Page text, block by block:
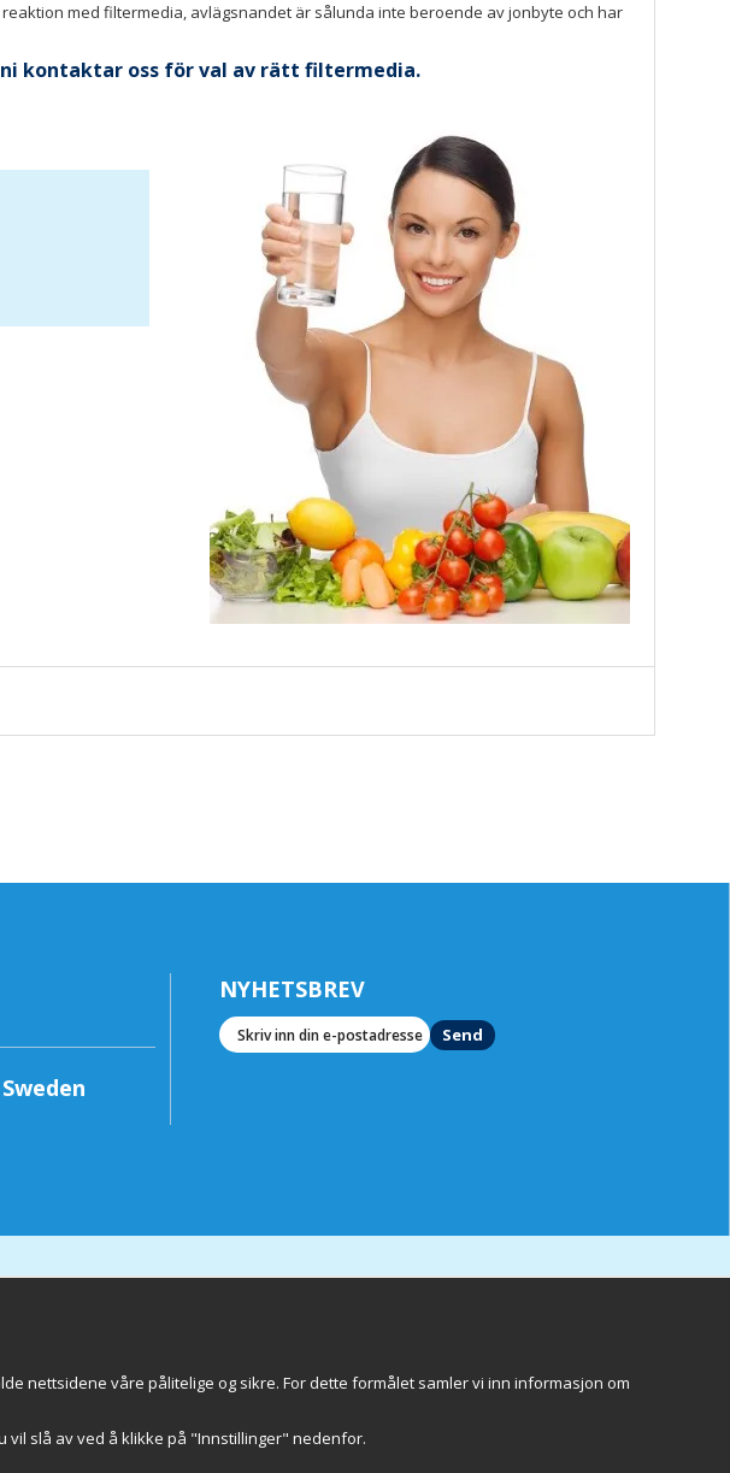
med filtermedia, avlägsnandet är sålunda inte beroende av jonbyte och har
kontaktar oss för val av rätt filtermedia.
NYHETSBREV
Send
412 58 Göteborg
nettsidene våre pålitelige og sikre. For dette formålet samler vi inn informasjon om
slå av ved å klikke på "Innstillinger" nedenfor.